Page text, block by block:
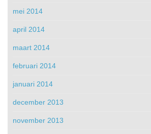
mei 2014
april 2014
maart 2014
februari 2014
januari 2014
december 2013
november 2013